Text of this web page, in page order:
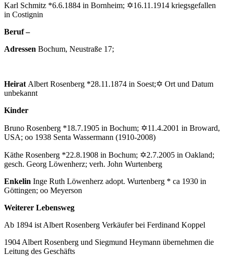
Karl Schmitz *6.6.1884 in Bornheim; ✡16.11.1914 kriegsgefallen
in Costignin
Beruf –
Adressen Bochum, Neustraße 17;
Heirat Albert Rosenberg *28.11.1874 in Soest;✡ Ort und Datum
unbekannt
Kinder
Bruno Rosenberg *18.7.1905 in Bochum; ✡11.4.2001 in Broward,
USA; oo 1938 Senta Wassermann (1910-2008)
Käthe Rosenberg *22.8.1908 in Bochum; ✡2.7.2005 in Oakland;
gesch. Georg Löwenherz; verh. John Wurtenberg
Enkelin Inge Ruth Löwenherz adopt. Wurtenberg * ca 1930 in
Göttingen; oo Meyerson
Weiterer Lebensweg
Ab 1894 ist Albert Rosenberg Verkäufer bei Ferdinand Koppel
1904 Albert Rosenberg und Siegmund Heymann übernehmen die
Leitung des Geschäfts